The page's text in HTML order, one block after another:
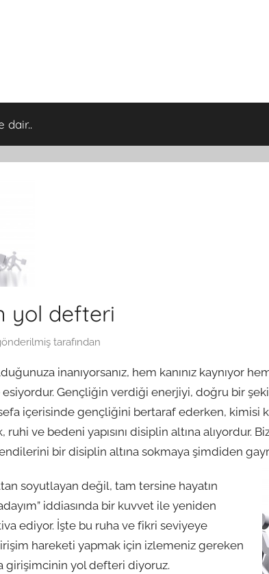
dair..
yol defteri
tarafından
inanıyorsanız, hem kanınız kaynıyor
esiyordur. Gençliğin verdiği enerjiyi, doğru bir
içerisinde gençliğini bertaraf ederken, kimisi
ve bedeni yapısını disiplin altına alıyordur.
bir disiplin altına sokmaya şimdiden
soyutlayan değil, tam tersine hayatın
iddiasında bir kuvvet ile yeniden
ediyor. İşte bu ruha ve fikri seviyeye
hareketi yapmak için izlemeniz gereken
girişimcinin yol defteri diyoruz.